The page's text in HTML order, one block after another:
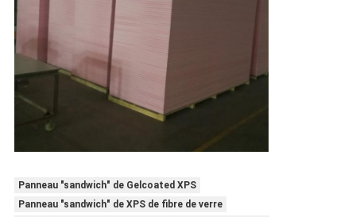
Panneau "sandwich" de Gelcoated XPS
Panneau "sandwich" de XPS de fibre de verre